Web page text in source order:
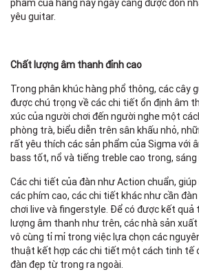
phẩm của hãng này ngày càng được đón
yêu guitar.
Chất lượng âm thanh đỉnh cao
Trong phân khúc hàng phổ thông, các cây
được chú trọng về các chi tiết ổn định âm
xúc của người chơi đến người nghe một
phòng trà, biểu diễn trên sân khấu nhỏ,
rất yêu thích các sản phẩm của Sigma với
bass tốt, nổ và tiếng treble cao trong,
Các chi tiết của đàn như Action chuẩn,
các phím cao, các chi tiết khác như cần
chơi live và fingerstyle. Để có được kết
lượng âm thanh như trên, các nhà sản
vô cùng tỉ mỉ trong việc lựa chọn các
thuật kết hợp các chi tiết một cách tinh tế
đàn đẹp từ trong ra ngoài.